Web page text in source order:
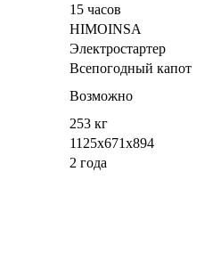
15 часов
HIMOINSA
Электростартер
Всепогодный капот
Возможно
253 кг
1125x671x894
2 года